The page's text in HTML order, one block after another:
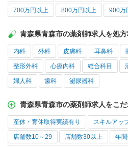
700万円以上 800万円以上 900万
青森県青森市の薬剤師求人を処
内科 外科 皮膚科 耳鼻科
整形外科 心療内科 総合科目
婦人科 歯科 泌尿器科
青森県青森市の薬剤師求人をこ
産休・育休取得実績有り スキルアッ
店舗数10～29 店舗数30以上 年